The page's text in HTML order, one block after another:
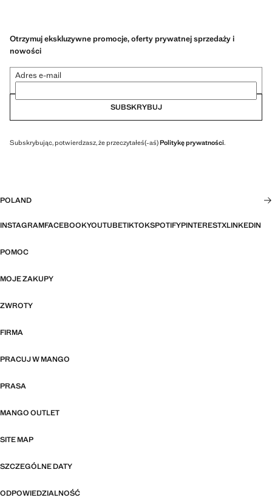
Otrzymuj ekskluzywne promocje, oferty prywatnej sprzedaży i
nowości
Adres e-mail
SUBSKRYBUJ
Subskrybując, potwierdzasz, że przeczytałeś(-aś)Politykę prywatności.
POLAND
INSTAGRAMFACEBOOKYOUTUBETIKTOKSPOTIFYPINTERESTXLINKEDIN
POMOC
MOJE ZAKUPY
ZWROTY
FIRMA
PRACUJ W MANGO
PRASA
MANGO OUTLET
SITE MAP
SZCZEGÓLNE DATY
ODPOWIEDZIALNOŚĆ